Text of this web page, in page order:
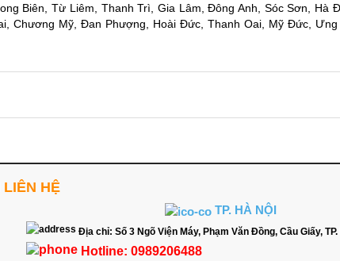
Biên, Từ Liêm, Thanh Trì, Gia Lâm, Đông Anh, Sóc Sơn, Hà
Chương Mỹ, Đan Phượng, Hoài Đức, Thanh Oai, Mỹ Đức,
LIÊN HỆ
TP. HÀ NỘI
Địa chỉ: Số 3 Ngõ Viện Máy, Phạm Văn Đồng, Cầu Giấy,
Hotline: 0989206488